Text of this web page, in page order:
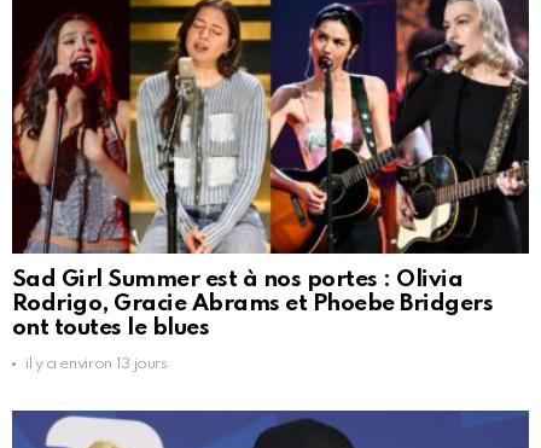
Sad Girl Summer est à nos portes : Olivia
Rodrigo, Gracie Abrams et Phoebe Bridgers
ont toutes le blues
il y a environ 13 jours